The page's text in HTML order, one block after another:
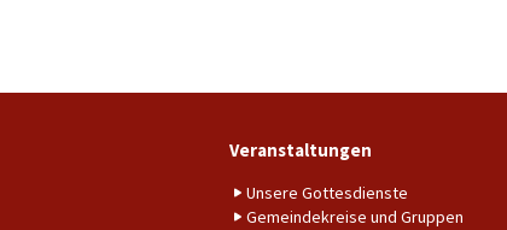
Veranstaltungen
Unsere Gottesdienste
Gemeindekreise und Gruppen